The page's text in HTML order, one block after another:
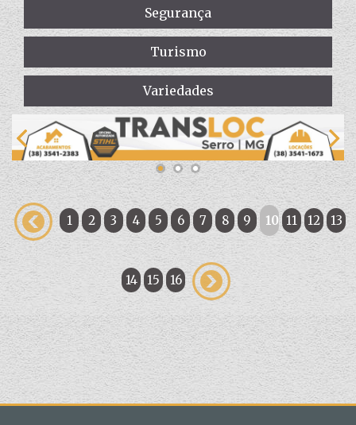
Segurança
Turismo
Variedades
1 2 3 4 5 6 7 8 9 10 11 12 13
14 15 16